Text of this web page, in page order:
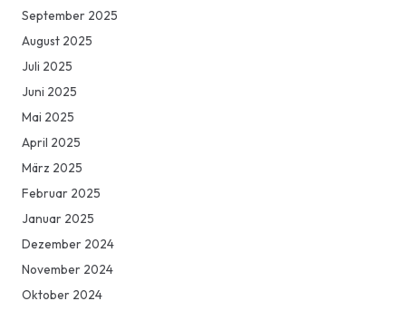
September 2025
August 2025
Juli 2025
Juni 2025
Mai 2025
April 2025
März 2025
Februar 2025
Januar 2025
Dezember 2024
November 2024
Oktober 2024